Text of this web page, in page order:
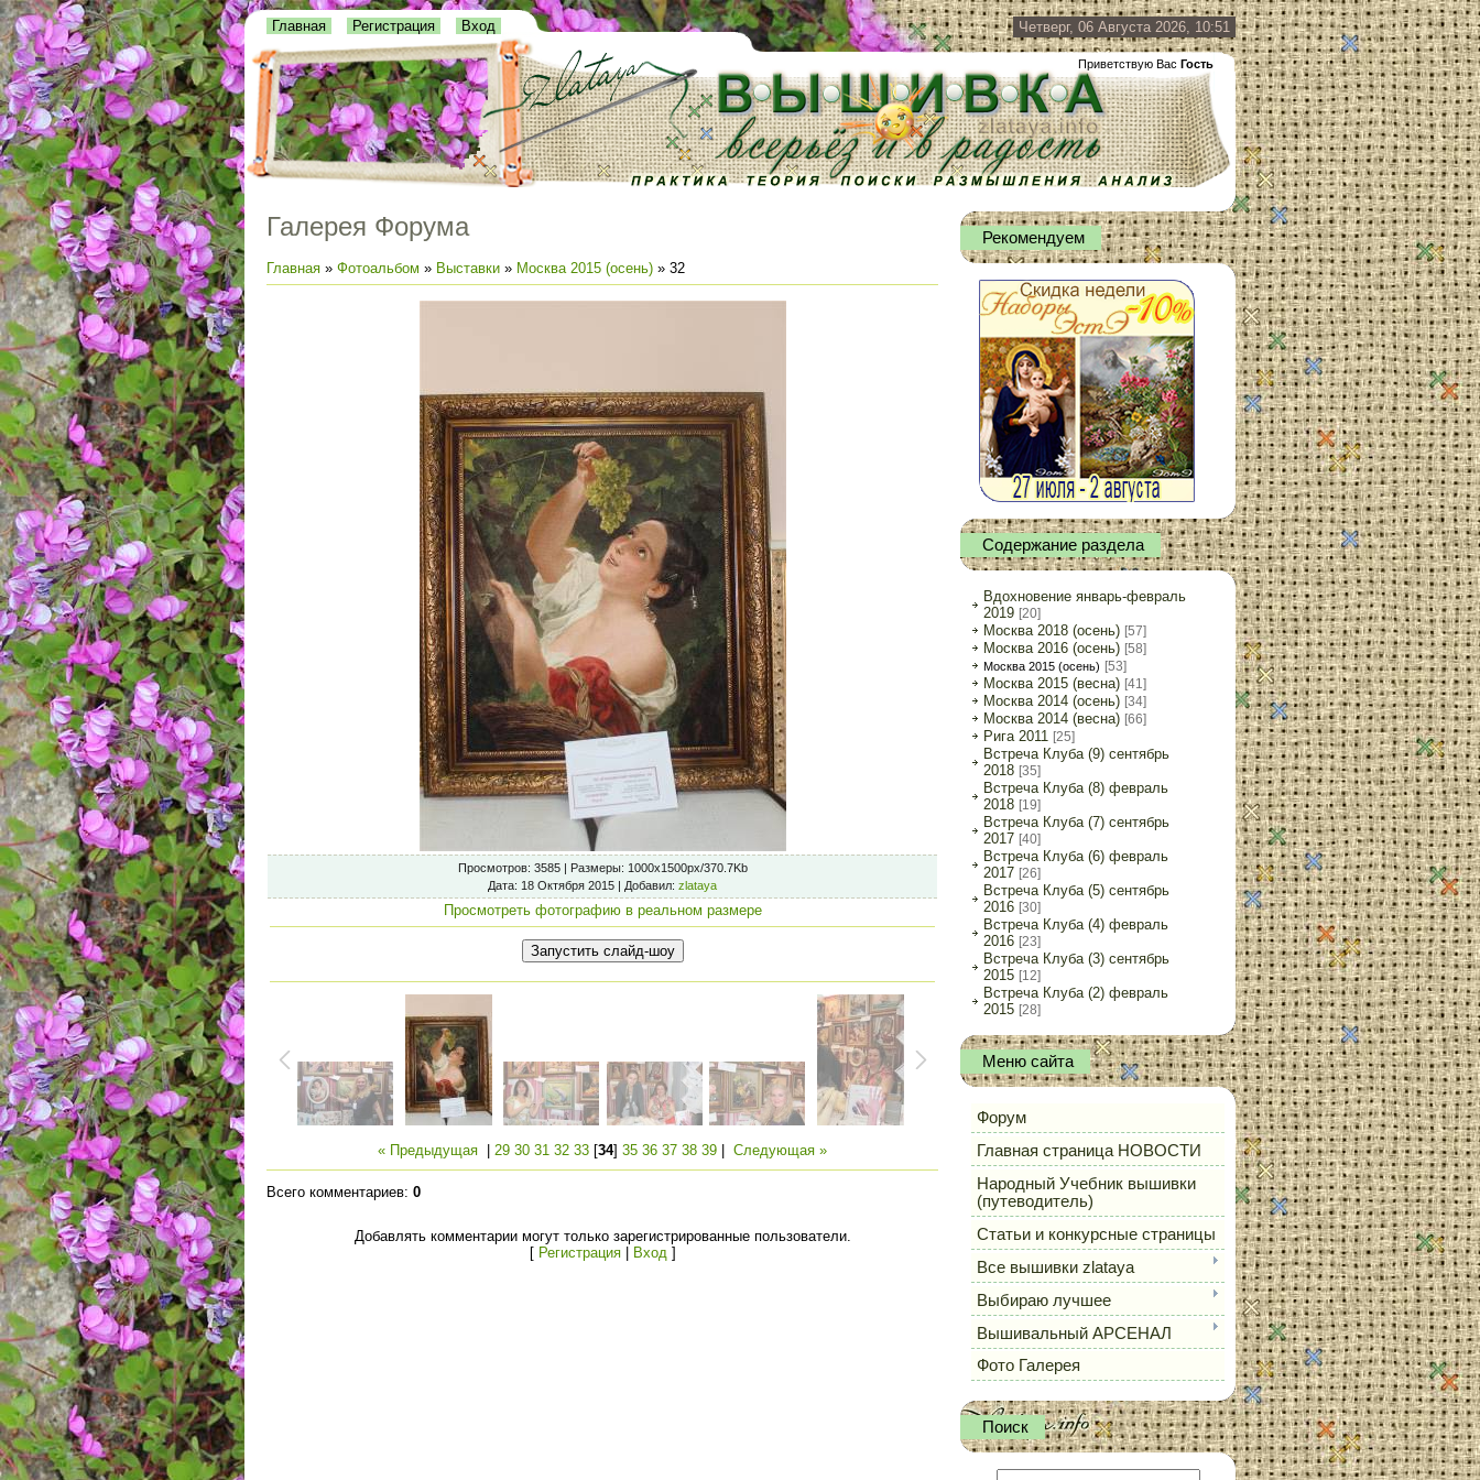
Четверг, 06 Августа 2026, 10:51
Приветствую Вас Гость
Главная Регистрация Вход
Галерея Форума
Главная » Фотоальбом » Выставки » Москва 2015 (осень) » 32
Просмотров: 3585 | Размеры: 1000x1500px/370.7Kb
Дата: 18 Октября 2015 | Добавил: zlataya
Просмотреть фотографию в реальном размере
« Предыдущая 29 30 31 32 33 [34] 35 36 37 38 39 Следующая »
Всего комментариев: 0
Добавлять комментарии могут только зарегистрированные пользователи.
[ Регистрация| Вход ]
Рекомендуем
Содержание раздела
Вдохновение январь-февраль
2019 [20]
Москва 2018 (осень) [57]
Москва 2016 (осень) [58]
Москва 2015 (осень) [53]
Москва 2015 (весна) [41]
Москва 2014 (осень) [34]
Москва 2014 (весна) [66]
Рига 2011 [25]
Встреча Клуба (9) сентябрь
2018 [35]
Встреча Клуба (8) февраль
2018 [19]
Встреча Клуба (7) сентябрь
2017 [40]
Встреча Клуба (6) февраль
2017 [26]
Встреча Клуба (5) сентябрь
2016 [30]
Встреча Клуба (4) февраль
2016 [23]
Встреча Клуба (3) сентябрь
2015 [12]
Встреча Клуба (2) февраль
2015 [28]
Меню сайта
Форум
Главная страница НОВОСТИ
Народный Учебник вышивки
(путеводитель)
Статьи и конкурсные страницы
Все вышивки zlataya
Выбираю лучшее
Вышивальный АРСЕНАЛ
Фото Галерея
Поиск